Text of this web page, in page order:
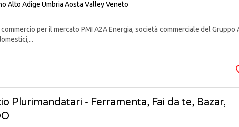
Alto Adige Umbria Aosta ValleyVeneto
per il mercato PMI A2A Energia, società commerciale del
Plurimandatari - Ferramenta, Fai da te, Bazar,